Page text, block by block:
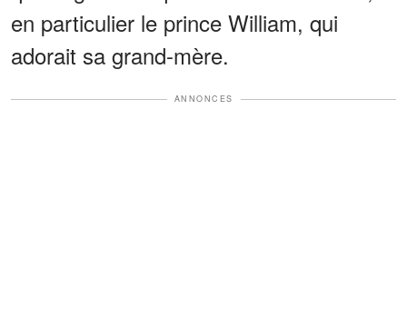
en particulier le prince William, qui
adorait sa grand-mère.
ANNONCES